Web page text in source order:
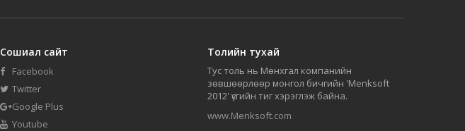
Сошиал сайт
Facebook
Twitter
Google Plus
Youtube
Толийн тухай
Тус толь нь Мөнхгал компанийн
зөвшөөрлөөр монгол бичгийн 'Menksoft
2012' үсгийн тиг хэрэглэж байна.
www.Menksoft.com